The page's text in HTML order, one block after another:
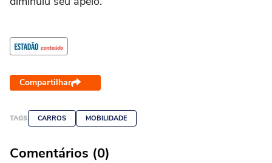
Compartilhar
TAGS CARROS MOBILIDADE
Comentários (0)